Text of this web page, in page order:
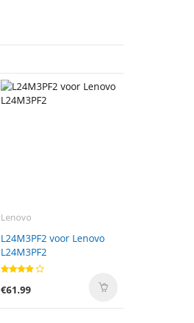
Lenovo
L24M3PF2 voor Lenovo
L24M3PF2
€61.99